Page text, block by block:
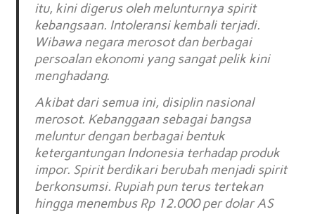
itu, kini digerus oleh melunturnya spirit
kebangsaan. Intoleransi kembali terjadi.
Wibawa negara merosot dan berbagai
persoalan ekonomi yang sangat pelik kini
menghadang.
Akibat dari semua ini, disiplin nasional
merosot. Kebanggaan sebagai bangsa
meluntur dengan berbagai bentuk
ketergantungan Indonesia terhadap produk
impor. Spirit berdikari berubah menjadi spirit
berkonsumsi. Rupiah pun terus tertekan
hingga menembus Rp 12.000 per dolar AS